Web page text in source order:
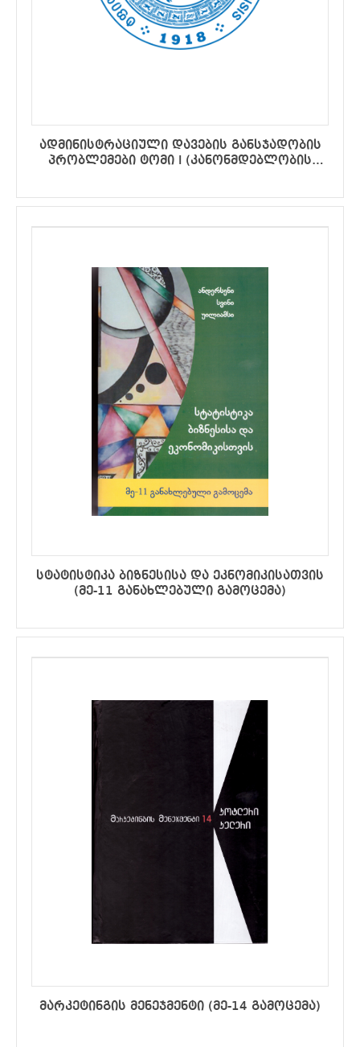
ადმინისტრაციული დავების განსჯადობის
პრობლემები ტომი I (კანონმდებლობის
სტატისტიკა ბიზნესისა და ეკნომიკისათვის
(მე-11 განახლებული გამოცემა)
მარკეტინგის მენეჯმენტი (მე-14 გამოცემა)